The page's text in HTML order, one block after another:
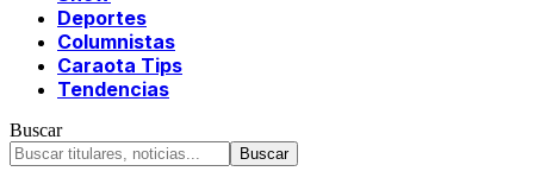
Deportes
Columnistas
Caraota Tips
Tendencias
Buscar